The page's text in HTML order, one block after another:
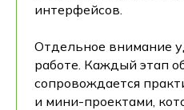
интерфейсов.
Отдельное внимание
работе. Каждый этап
сопровождается
и мини-проектами,